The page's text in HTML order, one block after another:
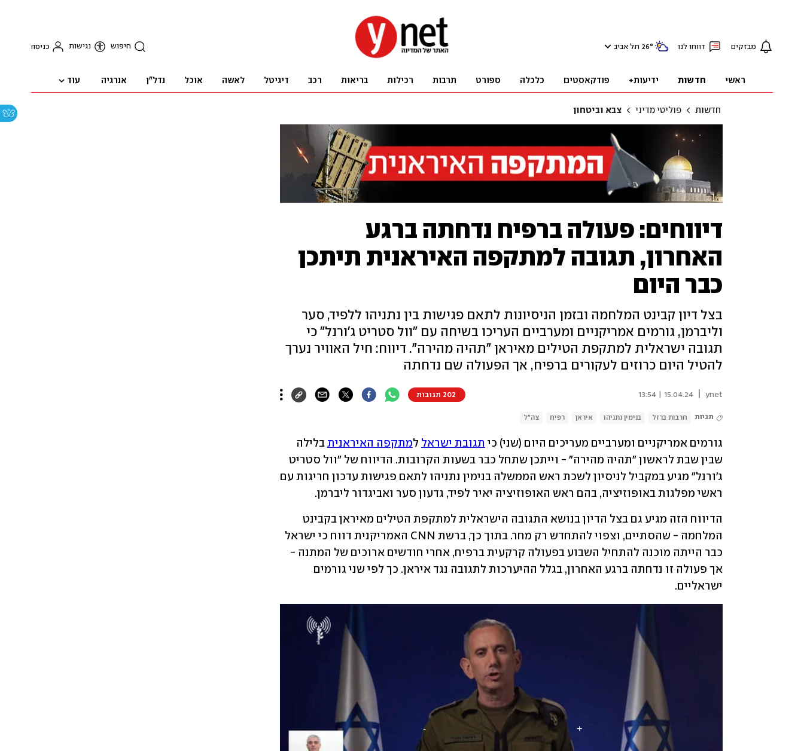
מבזקים דווחו לנו 26° תל אביב חיפוש נגישות כניסה
ראשי חדשות ידיעות+ פודקאסטים כלכלה ספורט תרבות רכילות בריאות רכב דיגיטל לאשה אוכל נדל"ן אנרגיה עוד
חדשות פוליטי מדיני צבא וביטחון
דיווחים: פעולה ברפיח נדחתה ברגע
האחרון, תגובה למתקפה האיראנית תיתכן
כבר היום
בצל דיון קבינט המלחמה ובזמן הניסיונות לתאם פגישות בין נתניהו ללפיד, סער
וליברמן, גורמים אמריקניים ומערביים העריכו בשיחה עם "וול סטריט ג'ורנל" כי
תגובה ישראלית למתקפת הטילים מאיראן "תהיה מהירה". דיווח: חיל האוויר נערך
להטיל היום כרוזים לעקורים ברפיח, אך הפעולה שם נדחתה
ynet
15.04.24 | 13:54 202 תגובות
תגיות חרבות ברזל בנימין נתניהו איראן רפיח צה"ל
גורמים אמריקניים ומערביים מעריכים היום (שני) כי תגובת ישראל למתקפה האיראנית
ראשי מפלגות באופוזיציה, בהם ראש האופוזיציה יאיר לפיד, גדעון סער ואביגדור ליברמן.
ישראליים.